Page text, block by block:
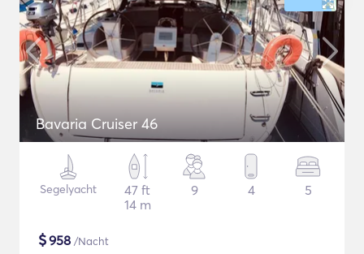
Bavaria Cruiser 46
Segelyacht
47 ft
14 m
9 4 5
$958 /Nacht